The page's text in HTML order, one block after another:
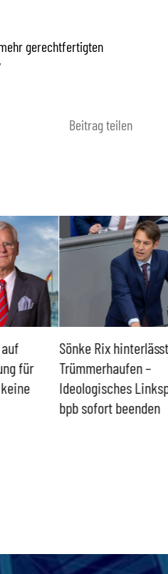
gerechtfertigten
Beitrag teilen
für
Sönke Rix hinterlässt
Trümmerhaufen –
Ideologisches
bpb sofort beenden